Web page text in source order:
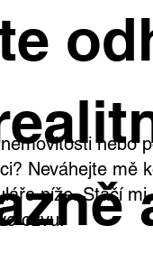
nebo
Neváhejte mě
níže. Stačí
ozvu.